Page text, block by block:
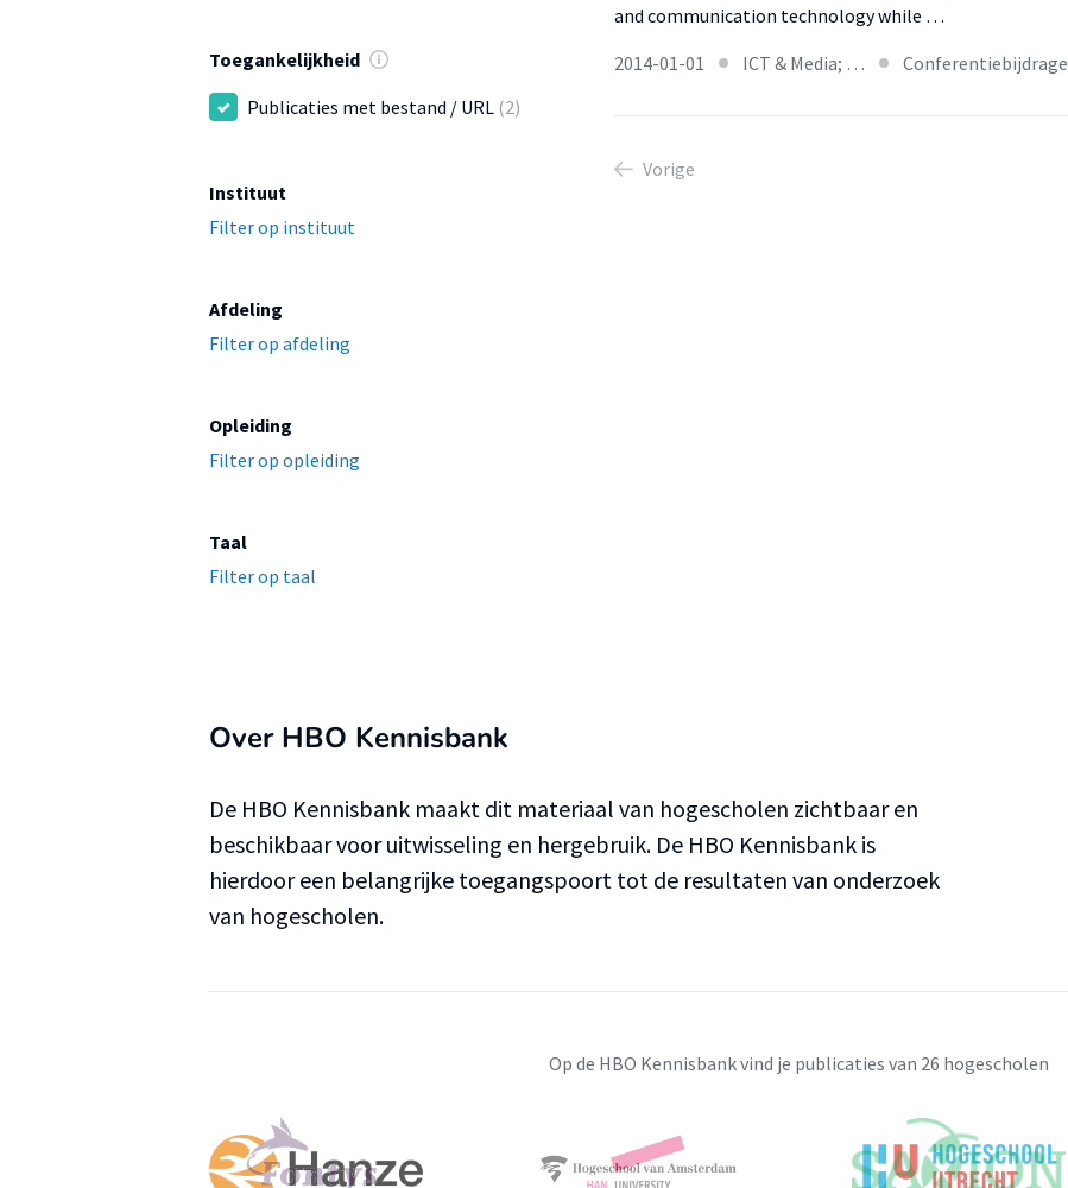
Toegankelijkheid
Publicaties met bestand / URL (2)
Instituut
Filter op instituut
Afdeling
Filter op afdeling
Opleiding
Filter op opleiding
Taal
Filter op taal
and communication technology while …
2014-01-01
ICT & Media; … Conferentiebijdrage
Vorige
Over HBO Kennisbank
De HBO Kennisbank maakt dit materiaal van hogescholen zichtbaar en
beschikbaar voor uitwisseling en hergebruik. De HBO Kennisbank is
hierdoor een belangrijke toegangspoort tot de resultaten van onderzoek
van hogescholen.
Op de HBO Kennisbank vind je publicaties van 26 hogescholen